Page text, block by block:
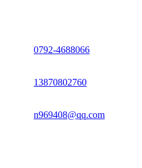
0792-4688066
13870802760
n969408@qq.com